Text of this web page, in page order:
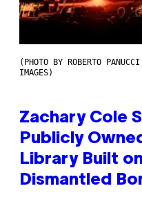
(PHOTO BY ROBERTO
IMAGES)
Zachary Cole
Publicly
Library Built
Dismantled